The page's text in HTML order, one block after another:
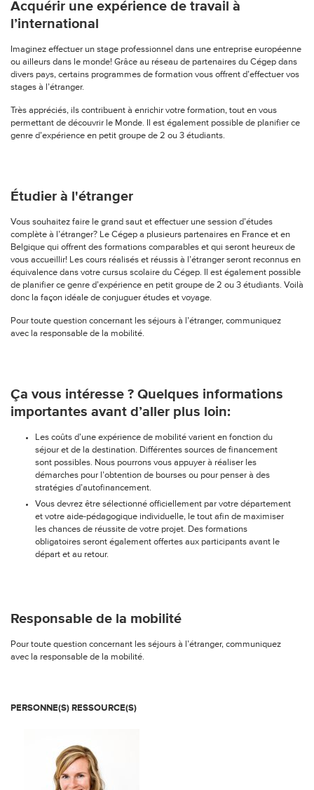
Acquérir une expérience de travail à
l’international
Imaginez effectuer un stage professionnel dans une entreprise européenne
ou ailleurs dans le monde! Grâce au réseau de partenaires du Cégep dans
divers pays, certains programmes de formation vous offrent d’effectuer vos
stages à l’étranger.
Très appréciés, ils contribuent à enrichir votre formation, tout en vous
permettant de découvrir le Monde. Il est également possible de planifier ce
genre d’expérience en petit groupe de 2 ou 3 étudiants.
Étudier à l'étranger
Vous souhaitez faire le grand saut et effectuer une session d’études
complète à l’étranger? Le Cégep a plusieurs partenaires en France et en
Belgique qui offrent des formations comparables et qui seront heureux de
vous accueillir! Les cours réalisés et réussis à l’étranger seront reconnus en
équivalence dans votre cursus scolaire du Cégep. Il est également possible
de planifier ce genre d’expérience en petit groupe de 2 ou 3 étudiants. Voilà
donc la façon idéale de conjuguer études et voyage.
Pour toute question concernant les séjours à l’étranger, communiquez
avec la responsable de la mobilité.
Ça vous intéresse ? Quelques informations
importantes avant d’aller plus loin:
Les coûts d’une expérience de mobilité varient en fonction du
séjour et de la destination. Différentes sources de financement
sont possibles. Nous pourrons vous appuyer à réaliser les
démarches pour l’obtention de bourses ou pour penser à des
stratégies d’autofinancement.
Vous devrez être sélectionné officiellement par votre département
et votre aide-pédagogique individuelle, le tout afin de maximiser
les chances de réussite de votre projet. Des formations
obligatoires seront également offertes aux participants avant le
départ et au retour.
Responsable de la mobilité
Pour toute question concernant les séjours à l’étranger, communiquez
avec la responsable de la mobilité.
PERSONNE(S) RESSOURCE(S)